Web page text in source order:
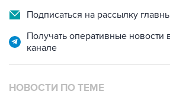
Подписаться на рассылку
Получать оперативные
канале
НОВОСТИ ПО ТЕМЕ